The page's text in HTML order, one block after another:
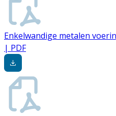
Enkelwandige metalen
| PDF